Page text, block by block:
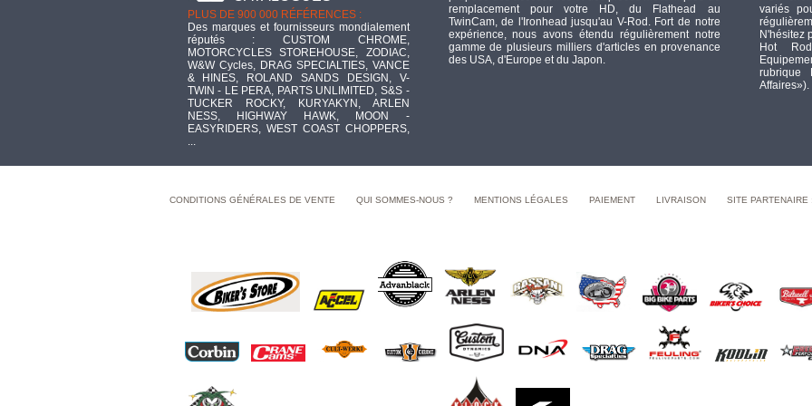
PLUS DE 900 000 RÉFÉRENCES :
Des marques et fournisseurs mondialement
réputés : CUSTOM CHROME,
MOTORCYCLES STOREHOUSE, ZODIAC,
W&W Cycles, DRAG SPECIALTIES, VANCE
& HINES, ROLAND SANDS DESIGN, V-
TWIN - LE PERA, PARTS UNLIMITED, S&S -
TUCKER ROCKY, KURYAKYN, ARLEN
NESS, HIGHWAY HAWK, MOON -
EASYRIDERS, WEST COAST CHOPPERS,
...
remplacement pour votre HD, du Flathead au
TwinCam, de l'Ironhead jusqu'au V-Rod. Fort de notre
expérience, nous avons étendu régulièrement notre
gamme de plusieurs milliers d'articles en provenance
des USA, d'Europe et du Japon.
variés
N'hésitez
Hot
rubrique
Affaires»).
CONDITIONS GÉNÉRALES DE VENTE QUI SOMMES-NOUS ? MENTIONS LÉGALES PAIEMENT LIVRAISON SITE PARTENAIRE